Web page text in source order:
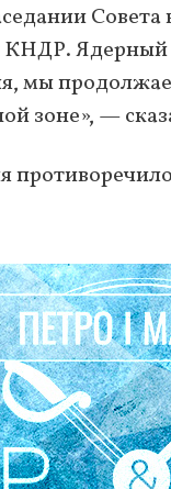
Ядерный
мы
зоне», —